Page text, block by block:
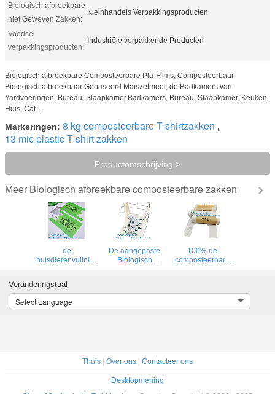
Biologisch afbreekbare
niet Geweven Zakken:
Kleinhandels Verpakkingsproducten
Voedsel
verpakkingsproducten:
Industriële verpakkende Producten
Biologisch afbreekbare Composteerbare Pla-Films, Composteerbaar
Biologisch afbreekbaar Gebaseerd Maïszetmeel, de Badkamers van
Yardvoeringen, Bureau, Slaapkamer,Badkamers, Bureau, Slaapkamer, Keuken,
Huis, Cat ...
Markeringen: 8 kg composteerbare T-shirtzakken ,
13 mic plastic T-shirt zakken
Productomschrijving >
Meer Biologisch afbreekbare composteerbare zakken
de
huisdierenvuilniszakken/de
achterschipzakken
van de kwaliteits
composteerbare
p in zakken
De aangepaste
Biologisch
Vuilniszak,
100% de
composteerbare
Vriendschappelijke
het voedselzak
van 100%
Veranderingstaal
Select Language
Thuis | Over ons | Contacteer ons
Desktopmening